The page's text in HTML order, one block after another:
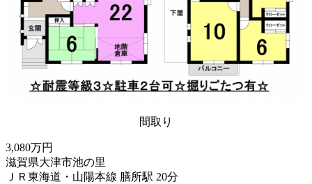
間取り
3,080万円
滋賀県大津市池の里
ＪＲ東海道・山陽本線 膳所駅 20分